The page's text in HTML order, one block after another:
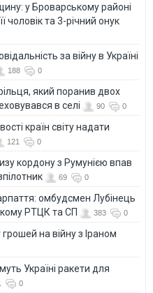
у Броварському районі
чоловік та 3-річний онук
за війну в Україні
188 0
який поранив двох
в селі
90 0
країн світу надати
121 0
кордону з Румунією впав
69 0
омбудсмен Лубінець
РТЦК та СП
383 0
на війну з Іраном
Україні ракети для
0